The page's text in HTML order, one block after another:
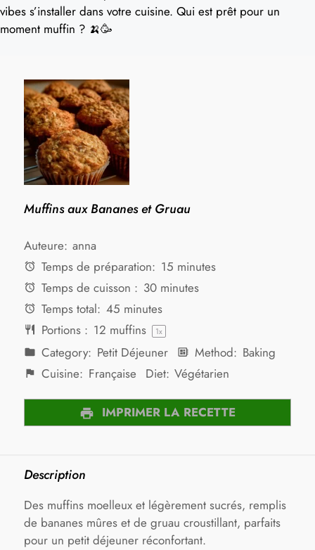
vibes s’installer dans votre cuisine. Qui est prêt pour un
moment muffin ? 🍌🥳
Muffins aux Bananes et Gruau
Auteure: anna
Temps de préparation: 15 minutes
Temps de cuisson : 30 minutes
Temps total: 45 minutes
Portions : 12 muffins 1x
Category: Petit Déjeuner Method: Baking
Cuisine: Française Diet: Végétarien
IMPRIMER LA RECETTE
Description
Des muffins moelleux et légèrement sucrés, remplis
de bananes mûres et de gruau croustillant, parfaits
pour un petit déjeuner réconfortant.